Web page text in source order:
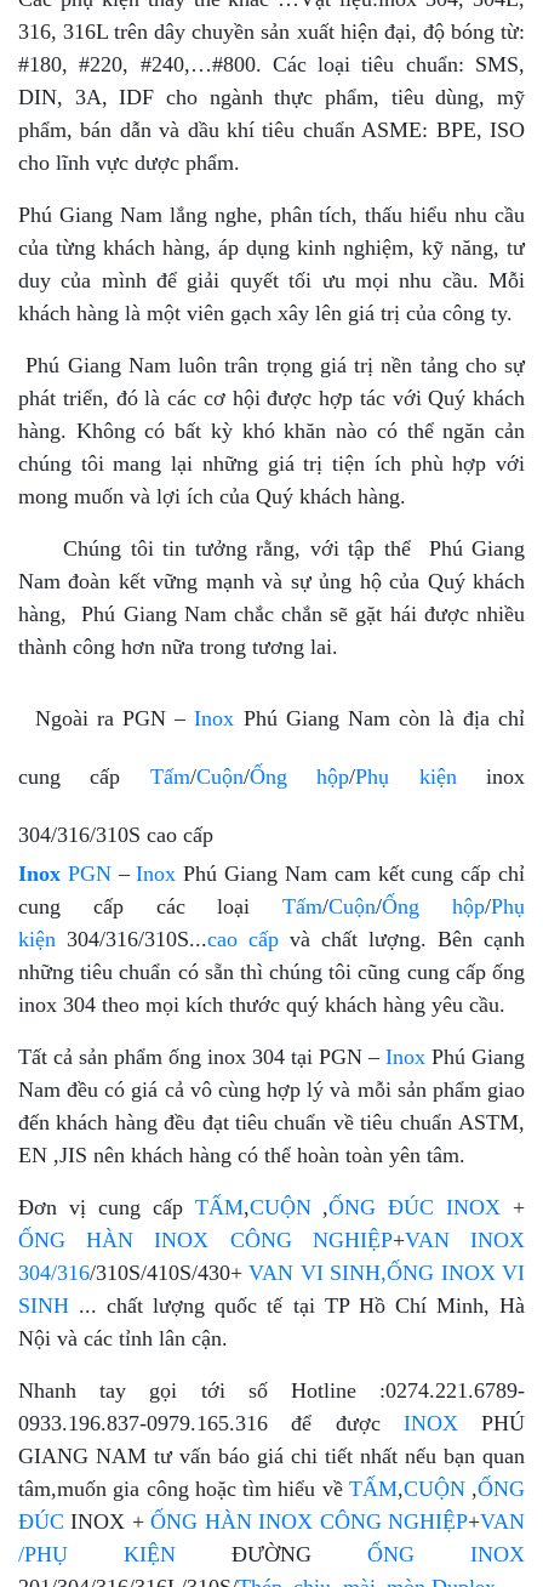
316, 316L trên dây chuyền sản xuất hiện đại, độ bóng từ:
#180, #220, #240,…#800. Các loại tiêu chuẩn: SMS,
DIN, 3A, IDF cho ngành thực phẩm, tiêu dùng, mỹ
phẩm, bán dẫn và dầu khí tiêu chuẩn ASME: BPE, ISO
cho lĩnh vực dược phẩm.
Phú Giang Nam lắng nghe, phân tích, thấu hiểu nhu cầu
của từng khách hàng, áp dụng kinh nghiệm, kỹ năng, tư
duy của mình để giải quyết tối ưu mọi nhu cầu. Mỗi
khách hàng là một viên gạch xây lên giá trị của công ty.
Phú Giang Nam luôn trân trọng giá trị nền tảng cho sự
phát triển, đó là các cơ hội được hợp tác với Quý khách
hàng. Không có bất kỳ khó khăn nào có thể ngăn cản
chúng tôi mang lại những giá trị tiện ích phù hợp với
mong muốn và lợi ích của Quý khách hàng.
Chúng tôi tin tưởng rằng, với tập thể Phú Giang
Nam đoàn kết vững mạnh và sự ủng hộ của Quý khách
hàng, Phú Giang Nam chắc chắn sẽ gặt hái được nhiều
thành công hơn nữa trong tương lai.
Ngoài ra PGN –Inox Phú Giang Nam còn là địa chỉ
cung cấp Tấm/Cuộn/Ống hộp/Phụ kiện inox
304/316/310S cao cấp
Inox PGN–InoxPhú Giang Nam cam kết cung cấp chỉ
cung cấp các loạiTấm/Cuộn/Ống hộp/Phụ
kiện 304/316/310S...cao cấp và chất lượng. Bên cạnh
những tiêu chuẩn có sẵn thì chúng tôi cũng cung cấp ống
inox 304 theo mọi kích thước quý khách hàng yêu cầu.
Tất cả sản phẩm ống inox 304 tại PGN – Inox Phú Giang
Nam đều có giá cả vô cùng hợp lý và mỗi sản phẩm giao
đến khách hàng đều đạt tiêu chuẩn về tiêu chuẩn ASTM,
EN ,JIS nên khách hàng có thể hoàn toàn yên tâm.
Đơn vị cung cấp TẤM,CUỘN,ỐNG ĐÚC INOX +
ỐNG HÀN INOX CÔNG NGHIỆP+VAN INOX
304/316/310S/410S/430+VAN VI SINH,ỐNG INOX VI
SINH ... chất lượng quốc tế tại TP Hồ Chí Minh, Hà
Nội và các tỉnh lân cận.
Nhanh tay gọi tới số Hotline :0274.221.6789-
0933.196.837-0979.165.316 để được INOX PHÚ
GIANG NAM tư vấn báo giá chi tiết nhất nếu bạn quan
tâm,muốn gia công hoặc tìm hiểu về TẤM,CUỘN,ỐNG
ĐÚC INOX +ỐNG HÀN INOX CÔNG NGHIỆP+VAN
/PHỤ KIỆN ĐƯỜNG ỐNG
INOX